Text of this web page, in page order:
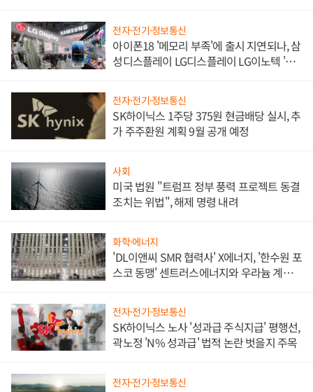
전자·전기·정보통신
아이폰18 '메모리 부족'에 출시 지연되나, 삼
성디스플레이 LG디스플레이 LG이노텍 '탈
전자·전기·정보통신
SK하이닉스 1주당 375원 현금배당 실시, 추
가 주주환원 계획 9월 공개 예정
사회
미국 법원 "트럼프 정부 풍력 프로젝트 동결
조치는 위법", 해제 명령 내려
화학·에너지
'DL이앤씨 SMR 협력사' X에너지, '한수원 포
스코 동맹' 센트러스에너지와 우라늄 계약
전자·전기·정보통신
SK하이닉스 노사 '성과급 주식지급' 평행선,
곽노정 'N% 성과급' 법적 논란 벗을지 주목
전자·전기·정보통신